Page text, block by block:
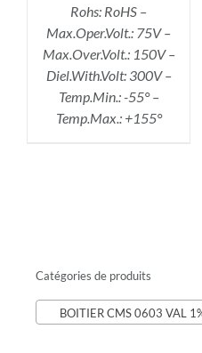
Rohs: RoHS –
Max.Oper.Volt.: 75V –
Max.Over.Volt.: 150V –
Diel.With.Volt: 300V –
Temp.Min.: -55° –
Temp.Max.: +155°
Catégories de produits
BOITIER CMS 0603 VAL